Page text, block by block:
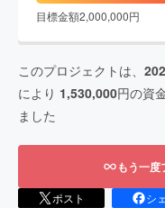
目標金額2,000,000円
このプロジェクトは、
により 1,530,000円の資
ました
もう一
ポスト シ